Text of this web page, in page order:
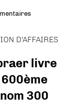
D'AFFAIRES
livre
300